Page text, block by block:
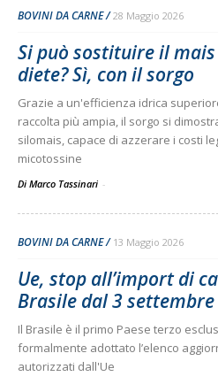
BOVINI DA CARNE 28 Maggio 2026
Si può sostituire il
diete? Sì, con il sorgo
Grazie a un'efficienza idrica
raccolta più ampia, il sorgo si
silomais, capace di azzerare i costi
micotossine
Di Marco Tassinari -
BOVINI DA CARNE 13 Maggio 2026
Ue, stop all’import di
Brasile dal 3
Il Brasile è il primo Paese terzo
formalmente adottato l’elenco
autorizzati dall'Ue